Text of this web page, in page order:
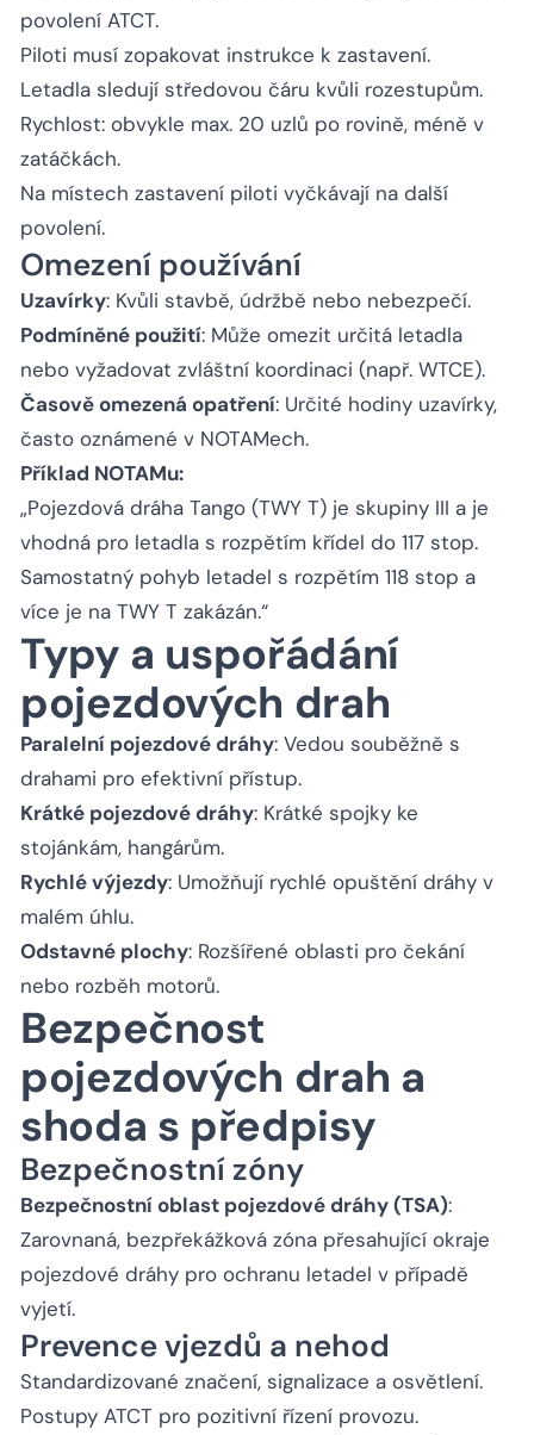
povolení ATCT.
Piloti musí zopakovat instrukce k zastavení.
Letadla sledují středovou čáru kvůli rozestupům.
Rychlost: obvykle max. 20 uzlů po rovině, méně v
zatáčkách.
Na místech zastavení piloti vyčkávají na další
povolení.
Omezení používání
Uzavírky: Kvůli stavbě, údržbě nebo nebezpečí.
Podmíněné použití: Může omezit určitá letadla
nebo vyžadovat zvláštní koordinaci (např. WTCE).
Časově omezená opatření: Určité hodiny uzavírky,
často oznámené v NOTAMech.
Příklad NOTAMu:
„Pojezdová dráha Tango (TWY T) je skupiny III a je
vhodná pro letadla s rozpětím křídel do 117 stop.
Samostatný pohyb letadel s rozpětím 118 stop a
více je na TWY T zakázán.“
Typy a uspořádání
pojezdových drah
Paralelní pojezdové dráhy: Vedou souběžně s
drahami pro efektivní přístup.
Krátké pojezdové dráhy: Krátké spojky ke
stojánkám, hangárům.
Rychlé výjezdy: Umožňují rychlé opuštění dráhy v
malém úhlu.
Odstavné plochy: Rozšířené oblasti pro čekání
nebo rozběh motorů.
Bezpečnost
pojezdových drah a
shoda s předpisy
Bezpečnostní zóny
Bezpečnostní oblast pojezdové dráhy (TSA):
Zarovnaná, bezpřekážková zóna přesahující okraje
pojezdové dráhy pro ochranu letadel v případě
vyjetí.
Prevence vjezdů a nehod
Standardizované značení, signalizace a osvětlení.
Postupy ATCT pro pozitivní řízení provozu.